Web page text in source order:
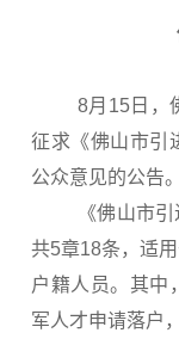
8月15日，佛
征求《佛山市引
公众意见的公告。
《佛山市引进
共5章18条，适
户籍人员。其中
军人才申请落户